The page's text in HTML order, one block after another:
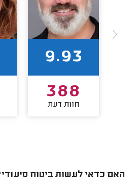
9.93
388
חוות דעת
האם כדאי לעשות ביטוח